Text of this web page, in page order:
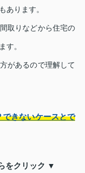
あります。
取りなどから住宅の
す。
があるので理解して
きないケースとで
をクリック ▼